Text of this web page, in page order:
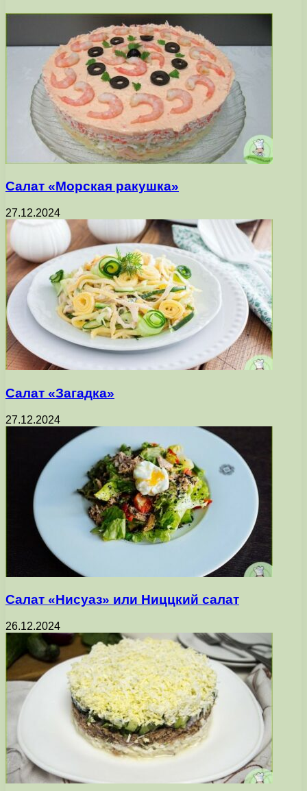
Салат «Морская ракушка»
27.12.2024
Салат «Загадка»
27.12.2024
Салат «Нисуаз» или Ниццкий салат
26.12.2024